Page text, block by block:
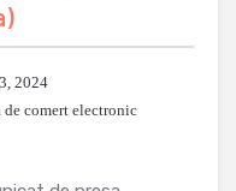
2024
de comert electronic